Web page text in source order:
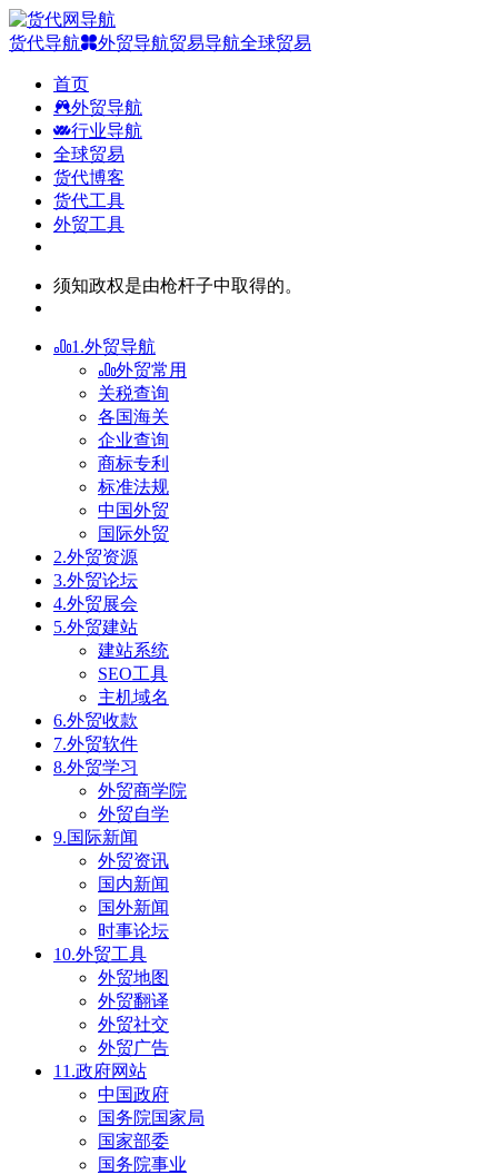
货代导航 外贸导航贸易导航全球贸易
首页
外贸导航
行业导航
全球贸易
货代博客
货代工具
外贸工具
须知政权是由枪杆子中取得的。
1.外贸导航
外贸常用
关税查询
各国海关
企业查询
商标专利
标准法规
中国外贸
国际外贸
2.外贸资源
3.外贸论坛
4.外贸展会
5.外贸建站
建站系统
SEO工具
主机域名
6.外贸收款
7.外贸软件
8.外贸学习
外贸商学院
外贸自学
9.国际新闻
外贸资讯
国内新闻
国外新闻
时事论坛
10.外贸工具
外贸地图
外贸翻译
外贸社交
外贸广告
11.政府网站
中国政府
国务院国家局
国家部委
国务院事业